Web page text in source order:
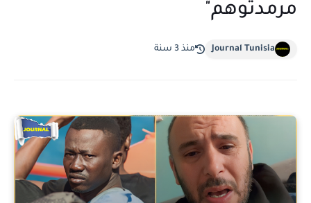
مرمدتوهم"
Journal Tunisia منذ 3 سنة